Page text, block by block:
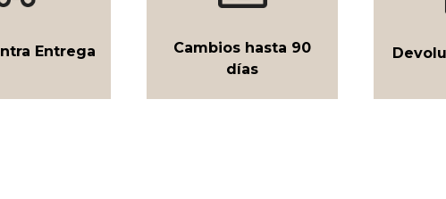
Entrega
Cambios hasta 90
días